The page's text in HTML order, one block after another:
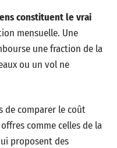
constituent le vrai
mensuelle. Une
une fraction de la
ou un vol ne
de comparer le coût
comme celles de la
proposent des